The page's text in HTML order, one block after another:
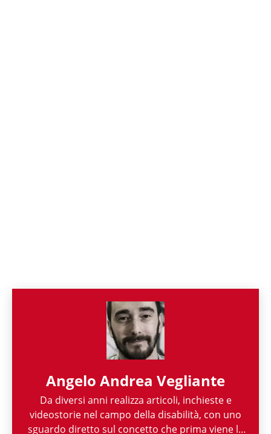
Angelo Andrea Vegliante
Da diversi anni realizza articoli, inchieste e
videostorie nel campo della disabilità, con uno
sguardo diretto sul concetto che prima viene la